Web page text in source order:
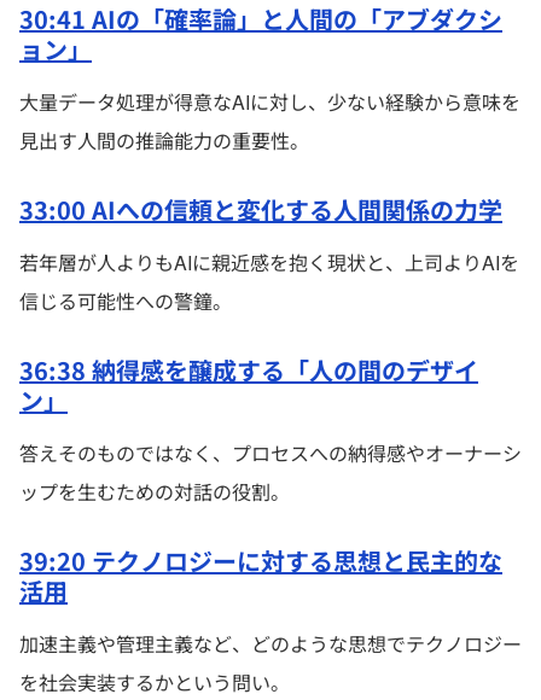
30:41 AIの「確率論」と人間の「アブダクシ
ョン」
大量データ処理が得意なAIに対し、少ない経験から意味を
見出す人間の推論能力の重要性。
33:00 AIへの信頼と変化する人間関係の力学
若年層が人よりもAIに親近感を抱く現状と、上司よりAIを
信じる可能性への警鐘。
36:38 納得感を醸成する「人の間のデザイ
ン」
答えそのものではなく、プロセスへの納得感やオーナーシ
ップを生むための対話の役割。
39:20 テクノロジーに対する思想と民主的な
活用
加速主義や管理主義など、どのような思想でテクノロジー
を社会実装するかという問い。